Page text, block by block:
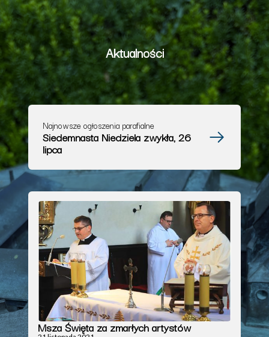
Aktualności
Najnowsze ogłoszenia parafialne
Siedemnasta Niedziela zwykła, 26
lipca
Msza Święta za zmarłych artystów